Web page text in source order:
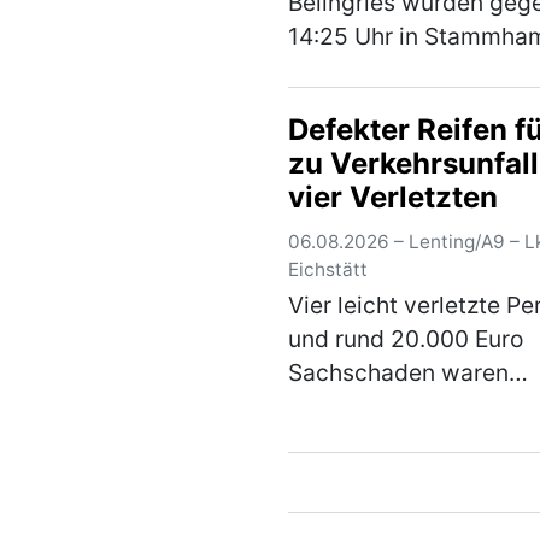
14:25 Uhr in
Scootern unterwegs
Die E-Scooter fuhren
einer deutlich höheren
Gesch…(mehr)
Defekter Reifen
zu
vier Verletzten
06.08.2026 – Lenting/A9 –
Eichstätt
Vier leicht verletzte
und rund 20.000 Euro
Sachschaden waren
auf der A9. Ein 38-